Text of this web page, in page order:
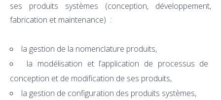
ses produits systèmes (conception, développement,
fabrication et maintenance) :
la gestion de la nomenclature produits,
la modélisation et l’application de processus de
conception et de modification de ses produits,
la gestion de configuration des produits systèmes,